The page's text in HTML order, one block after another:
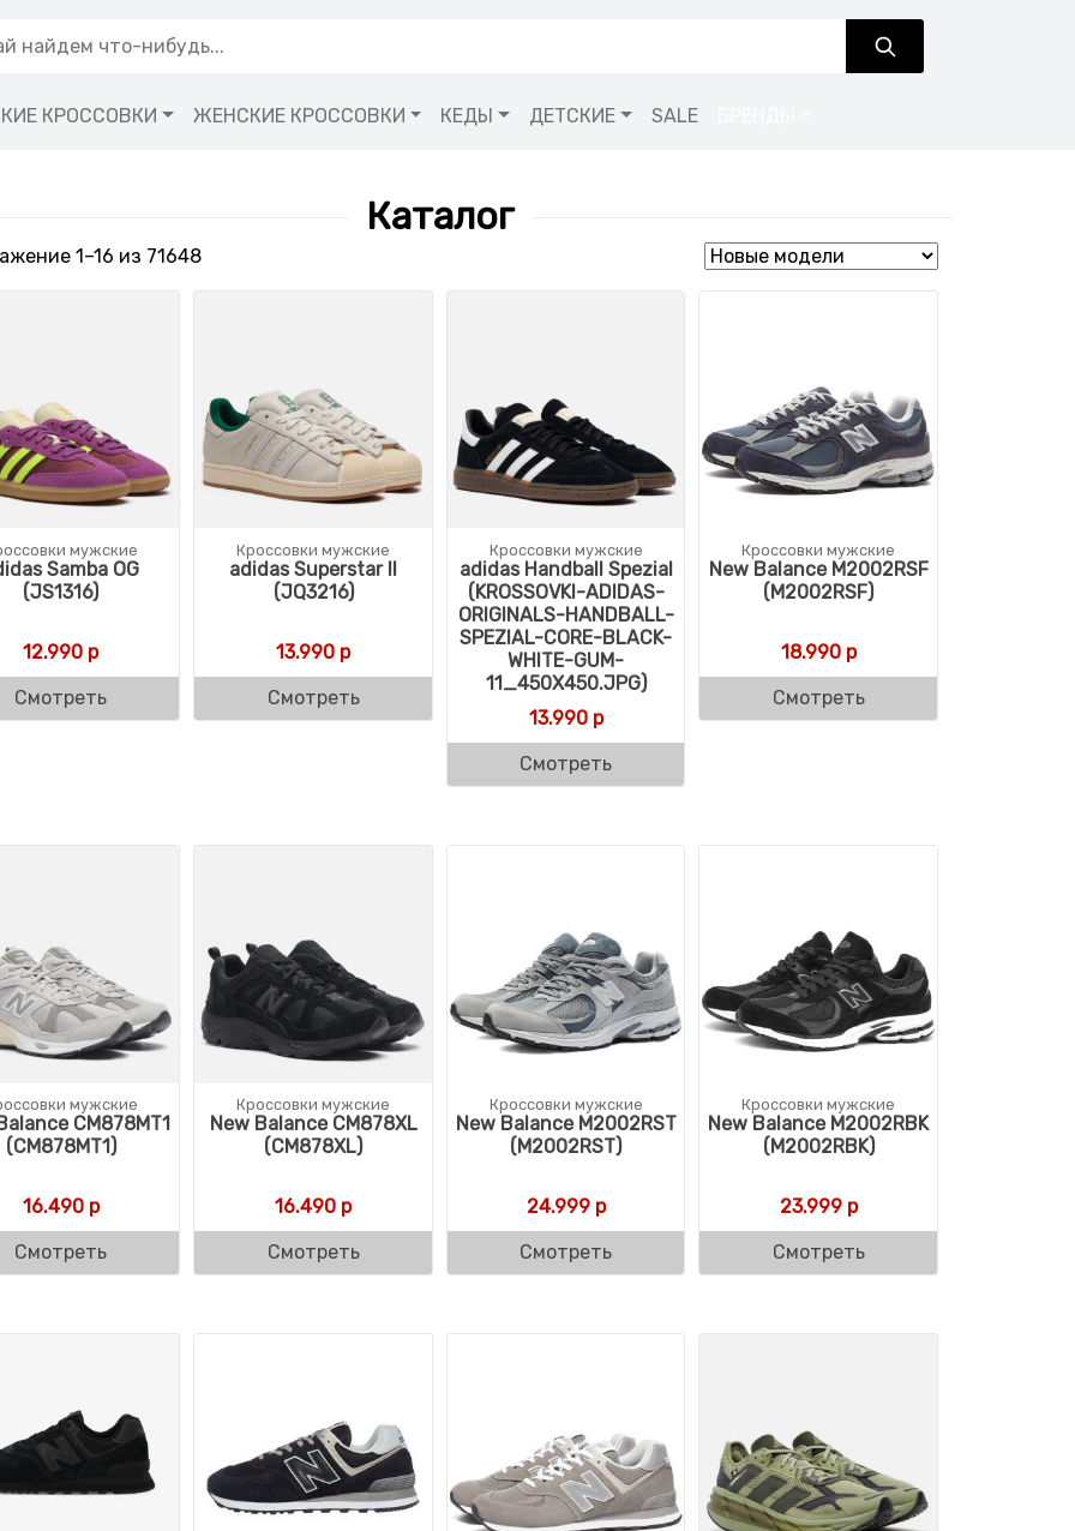
КРОССОВКИ ЖЕНСКИЕ КРОССОВКИ КЕДЫ ДЕТСКИЕ SALE
Каталог
1–16 из 71648Сортировка: самые недавние
мужские
Samba OG
(JS1316)
12.990 р
Смотреть
Кроссовки мужские
adidas Superstar II
(JQ3216)
13.990 р
Смотреть
Кроссовки мужские
adidas Handball Spezial
(KROSSOVKI-ADIDAS-
ORIGINALS-HANDBALL-
SPEZIAL-CORE-BLACK-
WHITE-GUM-
11_450X450.JPG)
13.990р
Смотреть
Кроссовки мужские
New Balance M2002RSF
(M2002RSF)
18.990р
Смотреть
мужские
CM878MT1
(CM878MT1)
16.490р
Смотреть
Кроссовки мужские
New Balance CM878XL
(CM878XL)
16.490 р
Смотреть
Кроссовки мужские
New Balance M2002RST
(M2002RST)
24.999р
Смотреть
Кроссовки мужские
New Balance M2002RBK
(M2002RBK)
23.999р
Смотреть